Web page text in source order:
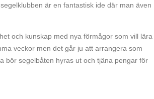
är en fantastisk ide där man även
och kunskap med nya förmågor som vill lära
veckor men det går ju att arrangera som
bör segelbåten hyras ut och tjäna pengar för